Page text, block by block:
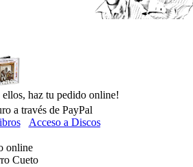
ellos, haz tu pedido online!
a través de PayPal
Acceso a Discos
online
Cueto